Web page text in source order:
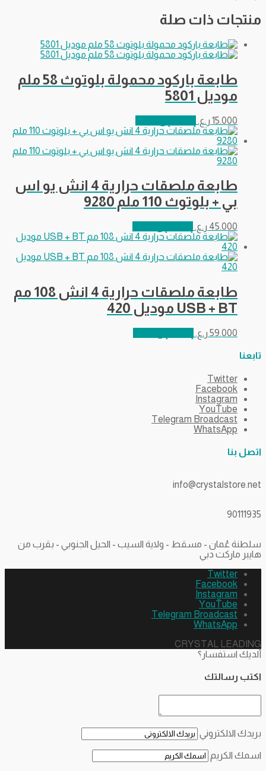
منتجات ذات صلة
طابعة باركود محمولة بلوتوث 58 ملم
موديل 5801
15.000 ر.ع.
طابعة ملصقات حرارية 4 انش يو اس
بي + بلوتوث 110 ملم 9280
45.000 ر.ع.
طابعة ملصقات حرارية 4 انش 108 مم
USB + BT موديل 420
59.000 ر.ع.
تابعنا
Twitter
Facebook
Instagram
YouTube
Telegram Broadcast
WhatsApp
اتصل بنا
info@crystalstore.net
90111935
سلطنة عُمان - مسقط - ولاية السيب - الحيل الجنوبي - بقرب من
هايبر ماركت دبي
Twitter
Facebook
Instagram
YouTube
Telegram Broadcast
WhatsApp
CRYSTAL LEADING
ألديك استفسار؟
اكتب رسالتك
بريدك الالكتروني
اسمك الكريم